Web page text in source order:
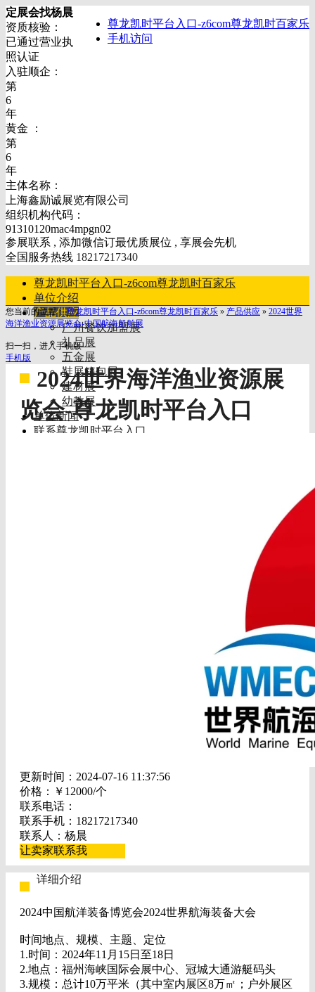
尊龙凯时平台入口-z6com尊龙凯时百家乐
手机访问
定展会找杨晨
资质核验：
已通过营业执
照认证
入驻顺企：
第
6
年
黄金 ：
第
6
年
主体名称：
上海鑫励诚展览有限公司
组织机构代码：
91310120mac4mpgn02
参展联系 , 添加微信订最优质展位 , 享展会先机
全国服务热线 18217217340
尊龙凯时平台入口-z6com尊龙凯时百家乐
单位介绍
产品供应
广州餐饮加盟展
礼品展
五金展
鞋展箱包展
建材展
幼教展
单位新闻
联系尊龙凯时平台入口
您当前的位置：尊龙凯时平台入口-z6com尊龙凯时百家乐 » 产品供应 » 2024世界
海洋渔业资源展览会-中国航海船舶展
扫一扫，进入手机版
手机版
2024世界海洋渔业资源展
览会-尊龙凯时平台入口
更新时间：2024-07-16 11:37:56
价格：￥12000/个
联系电话：
联系手机：18217217340
联系人：杨晨
让卖家联系我
详细介绍
2024中国航洋装备博览会2024世界航海装备大会
时间地点、规模、主题、定位
1.时间：2024年11月15日至18日
2.地点：福州海峡国际会展中心、冠城大通游艇码头
3.规模：总计10万平米（其中室内展区8万㎡；户外展区